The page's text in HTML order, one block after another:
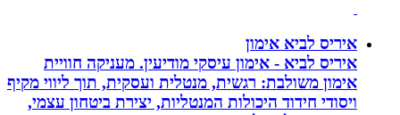
איריס לביא אימון
איריס לביא - אימון עיסקי מודיעין. מעניקה חוויית
אימון משולבת: רגשית, מנטלית ועסקית, תוך ליווי מקיף
ויסודי חידוד היכולות המנטליות, יצירת ביטחון עצמי,